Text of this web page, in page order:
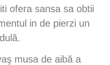
ofera sansa sa obtii
in de pierzi un
musa de aibă a